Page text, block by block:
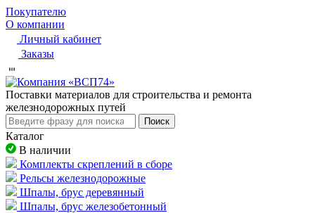
Покупателю
О компании
Личный кабинет
Заказы
Пocтaвки мaтepиaлoв для cтpoитeльcтвa и peмoнтa
жeлeзнoдopoжныx путeй
Поиск
Каталог
В наличии
Комплекты скреплений в сборе
Рельсы железнодорожные
Шпалы, брус деревянный
Шпалы, брус железобетонный